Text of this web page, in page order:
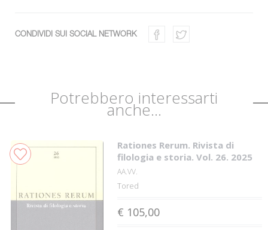
CONDIVIDI SUI SOCIAL NETWORK
Potrebbero interessarti
anche...
Rationes Rerum. Rivista di
filologia e storia. Vol. 26. 2025
AA.VV.
Tored
€ 105,00